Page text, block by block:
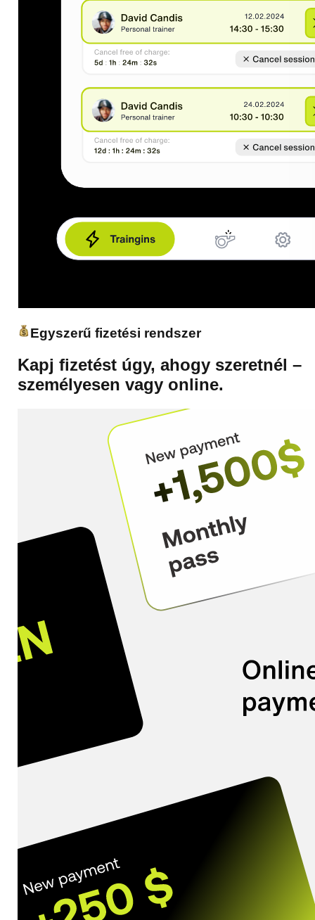
Egyszerű fizetési rendszer
Kapj fizetést úgy, ahogy szeretnél –
személyesen vagy online.